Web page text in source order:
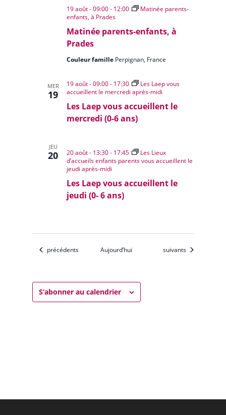
Matinée parents-enfants, à
Prades
19 août - 09:00- 12:00
Matinée parents-
enfants, à Prades
Couleur famille Perpignan, France
MER
19
Les Laep vous accueillent le
mercredi (0-6 ans)
19 août - 09:00- 17:30
Les Laep vous
accueillent le mercredi après-midi
JEU
20
Les Laep vous accueillent le
jeudi (0- 6 ans)
20 août - 13:30- 17:45
Les Lieux
d’accueils enfants parents vous accueillent le
jeudi après-midi
Évènements
précédents Aujourd’hui Évènements
suivants
S’abonner au calendrier